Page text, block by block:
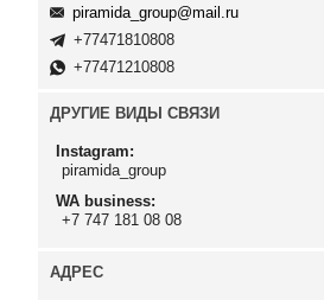
piramida_group@mail.ru
+77471810808
+77471210808
ДРУГИЕ ВИДЫ СВЯЗИ
Instagram
piramida_group
WA business
+7 747 181 08 08